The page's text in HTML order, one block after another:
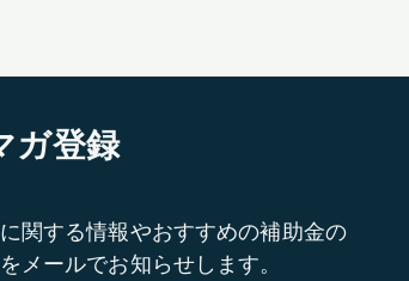
ガ登録
関する情報やおすすめの補助金の
メールでお知らせします。